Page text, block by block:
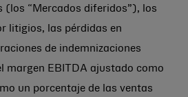
(los “Mercados diferidos”), los
litigios, las pérdidas en
de indemnizaciones
margen EBITDA ajustado como
un porcentaje de las ventas